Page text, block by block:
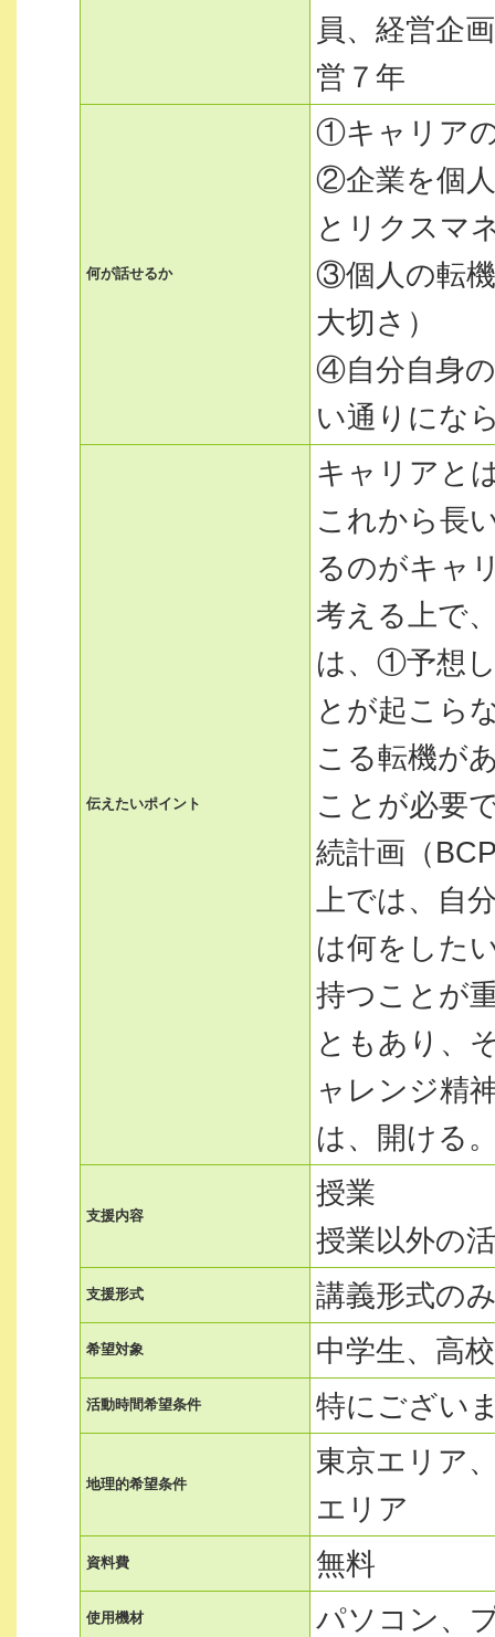
員、経営企
営７年
何が話せるか
①キャリア
②企業を個
とリクスマ
③個人の転
大切さ）
④自分自身
い通りにな
伝えたいポイント
キャリアと
これから長
るのがキャ
考える上で
は、①予想
とが起こら
こる転機が
ことが必要
続計画（
上では、自
は何をした
持つことが
ともあり、
ャレンジ精
は、開ける
支援内容
授業
授業以外の
支援形式 講義形式の
希望対象 中学生、高
活動時間希望条件 特にござい
地理的希望条件
東京エリア
エリア
資料費 無料
使用機材 パソコン、